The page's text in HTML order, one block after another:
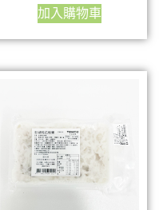
加入購物車